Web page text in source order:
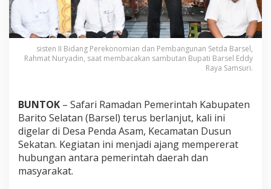
sisten II Bidang Perekonomian dan Pembangunan Setda Barsel,
Rahmat Nuryadin, saat membacakan sambutan Bupati Barsel Eddy
Raya Samsuri.
BUNTOK – Safari Ramadan Pemerintah Kabupaten
Barito Selatan (Barsel) terus berlanjut, kali ini
digelar di Desa Penda Asam, Kecamatan Dusun
Sekatan. Kegiatan ini menjadi ajang mempererat
hubungan antara pemerintah daerah dan
masyarakat.